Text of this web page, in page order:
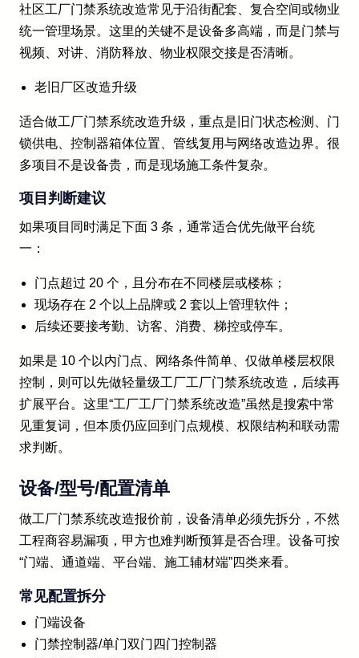
社区工厂门禁系统改造常见于沿街配套、复合空间或物业
统一管理场景。这里的关键不是设备多高端，而是门禁与
视频、对讲、消防释放、物业权限交接是否清晰。
老旧厂区改造升级
适合做工厂门禁系统改造升级，重点是旧门状态检测、门
锁供电、控制器箱体位置、管线复用与网络改造边界。很
多项目不是设备贵，而是现场施工条件复杂。
项目判断建议
如果项目同时满足下面 3 条，通常适合优先做平台统
一：
门点超过 20 个，且分布在不同楼层或楼栋；
现场存在 2 个以上品牌或 2 套以上管理软件；
后续还要接考勤、访客、消费、梯控或停车。
如果是 10 个以内门点、网络条件简单、仅做单楼层权限
控制，则可以先做轻量级工厂工厂门禁系统改造，后续再
扩展平台。这里“工厂工厂门禁系统改造”虽然是搜索中常
见重复词，但本质仍应回到门点规模、权限结构和联动需
求判断。
设备/型号/配置清单
做工厂门禁系统改造报价前，设备清单必须先拆分，不然
工程商容易漏项，甲方也难判断预算是否合理。设备可按
“门端、通道端、平台端、施工辅材端”四类来看。
常见配置拆分
门端设备
门禁控制器/单门双门四门控制器